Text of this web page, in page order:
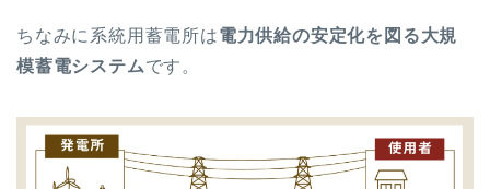
ちなみに系統用蓄電所は電力供給の安定化を図る大規
模蓄電システムです。